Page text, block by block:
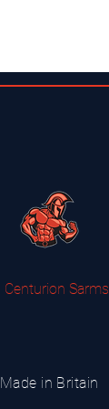
Centurion Sarms
Made in Britain